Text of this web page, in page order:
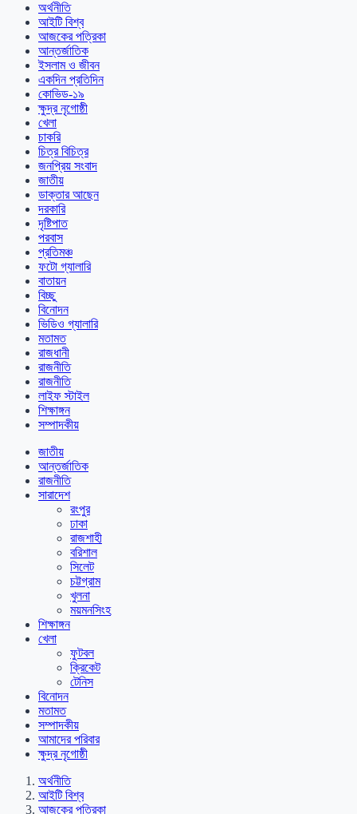
অর্থনীতি
আইটি বিশ্ব
আজকের পত্রিকা
আন্তর্জাতিক
ইসলাম ও জীবন
একদিন প্রতিদিন
কোভিড-১৯
ক্ষুদ্র নৃগোষ্ঠী
খেলা
চাকরি
চিত্র বিচিত্র
জনপ্রিয় সংবাদ
জাতীয়
ডাক্তার আছেন
দরকারি
দৃষ্টিপাত
পরবাস
প্রতিমঞ্চ
ফটো গ্যালারি
বাতায়ন
বিচ্ছু
বিনোদন
ভিডিও গ্যালারি
মতামত
রাজধানী
রাজনীতি
রাজনীতি
লাইফ স্টাইল
শিক্ষাঙ্গন
সম্পাদকীয়
জাতীয়
আন্তর্জাতিক
রাজনীতি
সারাদেশ
রংপুর
ঢাকা
রাজশাহী
বরিশাল
সিলেট
চট্টগ্রাম
খুলনা
ময়মনসিংহ
শিক্ষাঙ্গন
খেলা
ফুটবল
ক্রিকেট
টেনিস
বিনোদন
মতামত
সম্পাদকীয়
আমাদের পরিবার
ক্ষুদ্র নৃগোষ্ঠী
অর্থনীতি
আইটি বিশ্ব
আজকের পত্রিকা